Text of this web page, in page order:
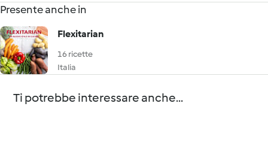
Presente anche in
Flexitarian
16 ricette
Italia
Ti potrebbe interessare anche...